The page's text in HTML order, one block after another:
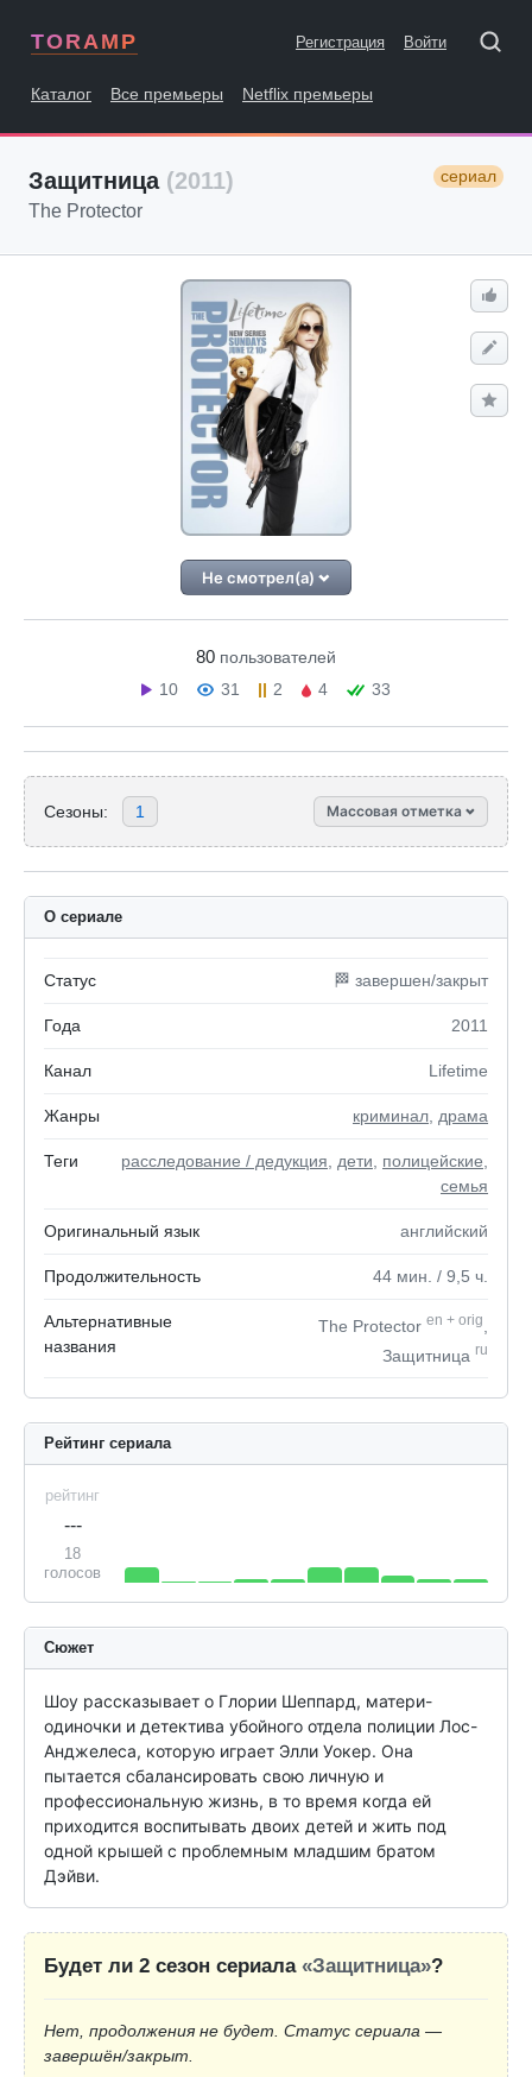
TORAMP Регистрация Войти
Каталог Все премьеры Netflix премьеры
Защитница (2011) сериал
The Protector
Не смотрел(а)
80 пользователей
10
31 2 4 33
Сезоны: 1 Массовая отметка
О сериале
Статус 🏁 завершен/закрыт
Года 2011
Канал Lifetime
Жанры криминал драма
Теги расследование / дедукция дети полицейские
семья
Оригинальный язык английский
Продолжительность 44 мин. / 9,5 ч.
Альтернативные
названия
The Protector en + orig
Защитница ru
Рейтинг сериала
рейтинг
---
18
голосов
Сюжет
Шоу рассказывает о Глории Шеппард, матери-
одиночки и детектива убойного отдела полиции Лос-
Анджелеса, которую играет Элли Уокер. Она
пытается сбалансировать свою личную и
профессиональную жизнь, в то время когда ей
приходится воспитывать двоих детей и жить под
одной крышей с проблемным младшим братом
Дэйви.
Будет ли 2 сезон сериала «Защитница»?
Нет, продолжения не будет. Статус сериала —
завершён/закрыт.